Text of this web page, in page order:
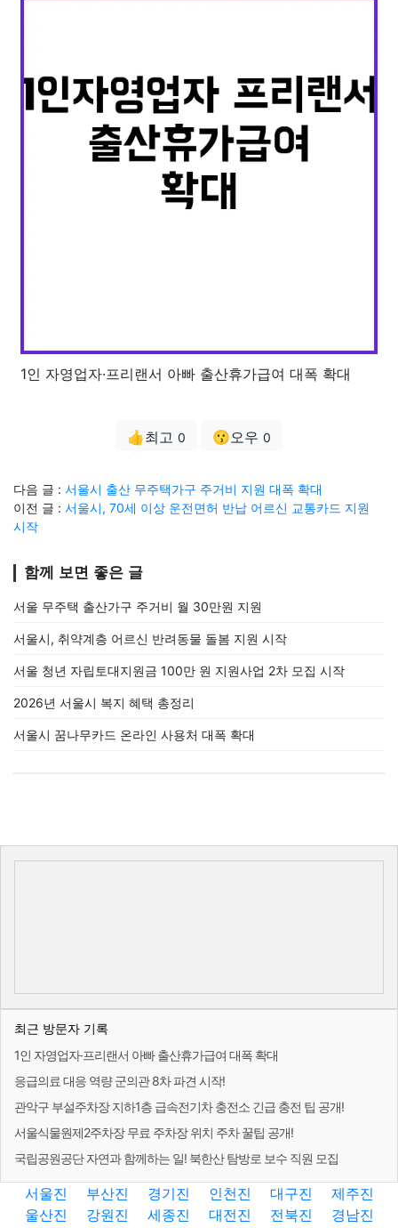
1인 자영업자·프리랜서 아빠 출산휴가급여 대폭 확대
👍최고 0 😗오우 0
다음 글 : 서울시 출산 무주택가구 주거비 지원 대폭 확대
이전 글 : 서울시, 70세 이상 운전면허 반납 어르신 교통카드 지원
시작
함께 보면 좋은 글
서울 무주택 출산가구 주거비 월 30만원 지원
서울시, 취약계층 어르신 반려동물 돌봄 지원 시작
서울 청년 자립토대지원금 100만 원 지원사업 2차 모집 시작
2026년 서울시 복지 혜택 총정리
서울시 꿈나무카드 온라인 사용처 대폭 확대
최근 방문자 기록
1인 자영업자·프리랜서 아빠 출산휴가급여 대폭 확대
응급의료 대응 역량 군의관 8차 파견 시작!
관악구 부설주차장 지하1층 급속전기차 충전소 긴급 충전 팁 공개!
서울식물원제2주차장 무료 주차장 위치 주차 꿀팁 공개!
국립공원공단 자연과 함께하는 일! 북한산 탐방로 보수 직원 모집
서울진 부산진 경기진 인천진 대구진
제주진
울산진
강원진 세종진 대전진 전북진
경남진